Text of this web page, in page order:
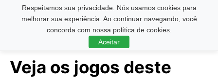
Respeitamos sua privacidade. Nós usamos cookies para
melhorar sua experiência. Ao continuar navegando, você
concorda com nossa política de cookies.
Aceitar
Pesquisar ...
Veja os jogos deste